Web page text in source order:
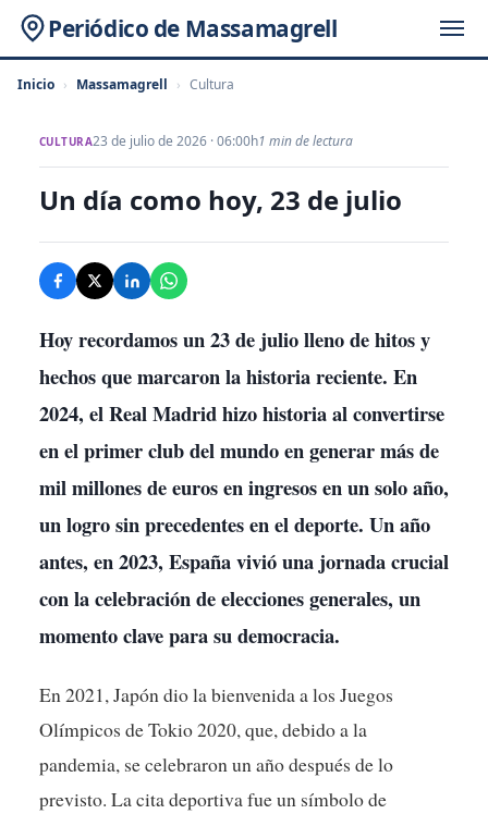
Periódico de Massamagrell
Inicio › Massamagrell › Cultura
CULTURA23 de julio de 2026 · 06:00h1 min de lectura
Un día como hoy, 23 de julio
Hoy recordamos un 23 de julio lleno de hitos y
hechos que marcaron la historia reciente. En
2024, el Real Madrid hizo historia al convertirse
en el primer club del mundo en generar más de
mil millones de euros en ingresos en un solo año,
un logro sin precedentes en el deporte. Un año
antes, en 2023, España vivió una jornada crucial
con la celebración de elecciones generales, un
momento clave para su democracia.
En 2021, Japón dio la bienvenida a los Juegos
Olímpicos de Tokio 2020, que, debido a la
pandemia, se celebraron un año después de lo
previsto. La cita deportiva fue un símbolo de